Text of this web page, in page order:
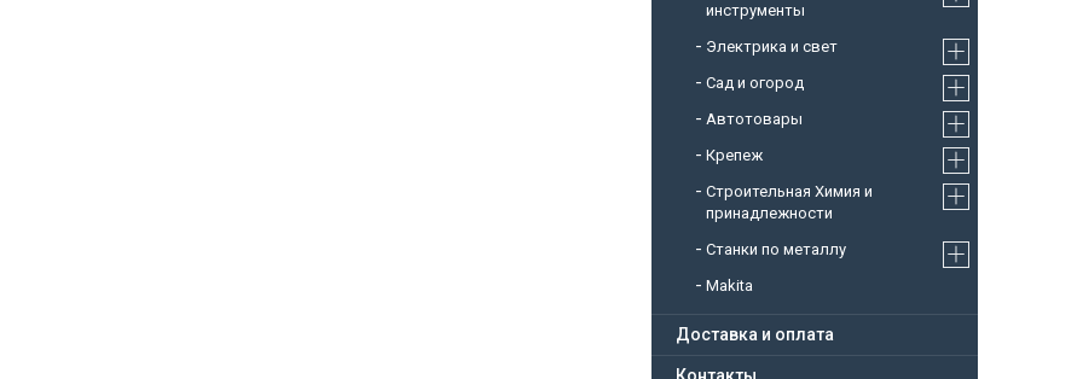
инструменты
Электрика и свет
Сад и огород
Автотовары
Крепеж
Строительная Химия и
принадлежности
Станки по металлу
Makita
Доставка и оплата